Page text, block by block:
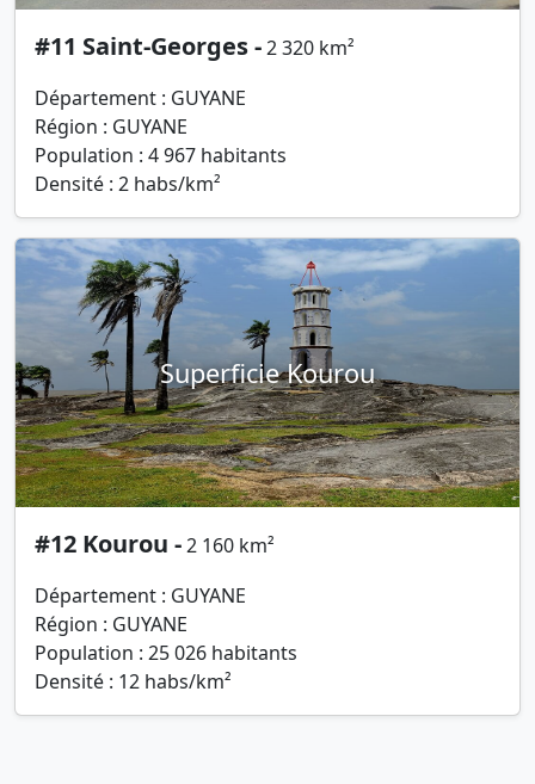
#11 Saint-Georges -2 320 km²
Département : GUYANE
Région : GUYANE
Population : 4 967 habitants
Densité : 2 habs/km²
Superficie Kourou
#12 Kourou -2 160 km²
Département : GUYANE
Région : GUYANE
Population : 25 026 habitants
Densité : 12 habs/km²